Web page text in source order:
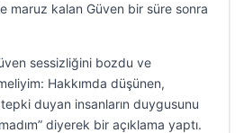
maruz kalan Güven bir süre sonra
sessizliğini bozdu ve
Hakkımda düşünen,
duyan insanların duygusunu
diyerek bir açıklama yaptı.